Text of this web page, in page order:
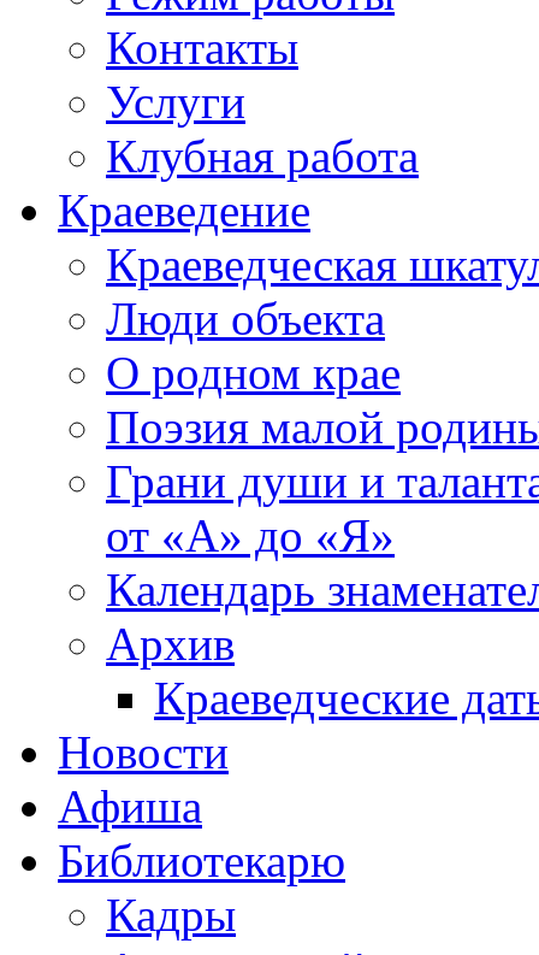
Контакты
Услуги
Клубная работа
Краеведение
Краеведческая
Люди объекта
О родном крае
Поэзия малой
Грани души и
от «А» до «Я»
Календарь
Архив
Краеведческие
Новости
Афиша
Библиотекарю
Кадры